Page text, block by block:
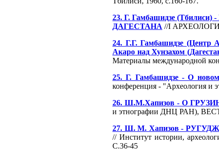
23. Г. Гамбашидзе
ДАГЕСТАНА //I
24. Г.Г. Гамбашидзе (Центр
Акаро над Хунзахом
Материалы международной
25. Г. Гамбашидзе - О новом
конференция - "Археология и
26. Ш.М.Хапизов - О
и этнографии ДНЦ РАН),
27. Ш. М. Хапизов -
// Институт истории,
С.36-45